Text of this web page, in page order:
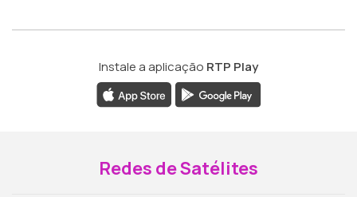
Instale a aplicação RTP Play
Redes de Satélites